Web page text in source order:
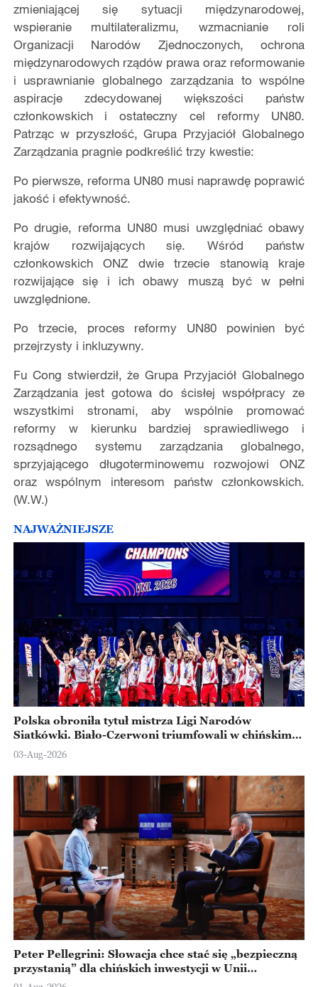
zmieniającej się sytuacji międzynarodowej,
wspieranie multilateralizmu, wzmacnianie roli
Organizacji Narodów Zjednoczonych, ochrona
międzynarodowych rządów prawa oraz reformowanie
i usprawnianie globalnego zarządzania to wspólne
aspiracje zdecydowanej większości państw
członkowskich i ostateczny cel reformy UN80.
Patrząc w przyszłość, Grupa Przyjaciół Globalnego
Zarządzania pragnie podkreślić trzy kwestie:
Po pierwsze, reforma UN80 musi naprawdę poprawić
jakość i efektywność.
Po drugie, reforma UN80 musi uwzględniać obawy
krajów rozwijających się. Wśród państw
członkowskich ONZ dwie trzecie stanowią kraje
rozwijające się i ich obawy muszą być w pełni
uwzględnione.
Po trzecie, proces reformy UN80 powinien być
przejrzysty i inkluzywny.
Fu Cong stwierdził, że Grupa Przyjaciół Globalnego
Zarządzania jest gotowa do ścisłej współpracy ze
wszystkimi stronami, aby wspólnie promować
reformy w kierunku bardziej sprawiedliwego i
rozsądnego systemu zarządzania globalnego,
sprzyjającego długoterminowemu rozwojowi ONZ
oraz wspólnym interesom państw członkowskich.
(W.W.)
NAJWAŻNIEJSZE
Polska obroniła tytuł mistrza Ligi Narodów
Siatkówki. Biało-Czerwoni triumfowali w chińskim
Ningbo
03-Aug-2026
Peter Pellegrini: Słowacja chce stać się „bezpieczną
przystanią” dla chińskich inwestycji w Unii
Europejskiej